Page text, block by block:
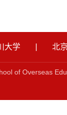
大学 北
of Overseas